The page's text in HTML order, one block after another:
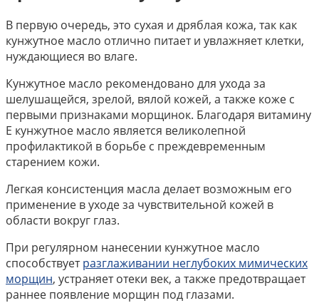
В первую очередь, это сухая и дряблая кожа, так как
кунжутное масло отлично питает и увлажняет клетки,
нуждающиеся во влаге.
Кунжутное масло рекомендовано для ухода за
шелушащейся, зрелой, вялой кожей, а также коже с
первыми признаками морщинок. Благодаря витамину
Е кунжутное масло является великолепной
профилактикой в борьбе с преждевременным
старением кожи.
Легкая консистенция масла делает возможным его
применение в уходе за чувствительной кожей в
области вокруг глаз.
При регулярном нанесении кунжутное масло
способствуетразглаживании неглубоких мимических
морщин, устраняет отеки век, а также предотвращает
раннее появление морщин под глазами.